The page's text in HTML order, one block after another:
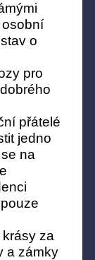
osobní
o
pro
přátelé
jedno
na
za
a zámky